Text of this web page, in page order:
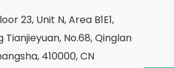
23, Unit N, Area B1E1,
No.68, Qinglan
410000, CN